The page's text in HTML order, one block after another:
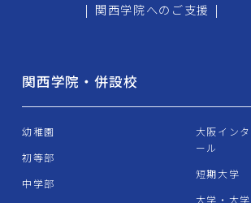
| 関西学院へのご支援 |
関西学院・併設校
幼稚園
初等部
中学部
大阪イン
ール
短期大学
大学・大